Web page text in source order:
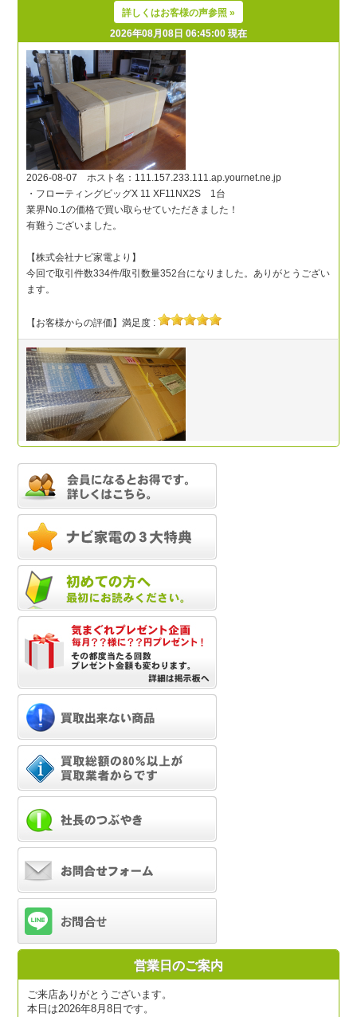
詳しくはお客様の声参照 »
2026年08月08日 06:45:00 現在
営業日のご案内
ご来店ありがとうございます。
本日は2026年8月8日です。